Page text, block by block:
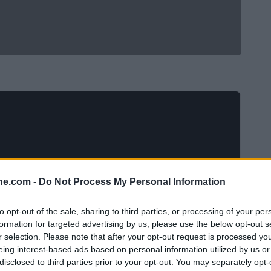
- Do Not Process My Personal Information
opt-out of the sale, sharing to third parties, or processing of your
for targeted advertising by us, please use the below opt-out
selection. Please note that after your opt-out request is processed
interest-based ads based on personal information utilized by us
to third parties prior to your opt-out. You may separately
sulla panchina del Pisa, confermato con un
è esattamente la notizia che entusiasma i tifosi.